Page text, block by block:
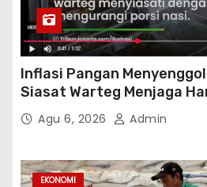
Inflasi Pangan
Siasat Warteg Menjaga
Terjangkau
Agu 6, 2026 Admin
EKONOMI